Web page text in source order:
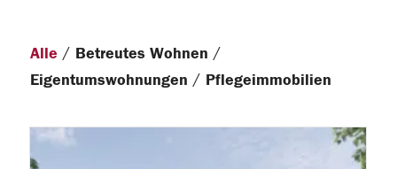
Alle / Betreutes Wohnen /
Eigentumswohnungen / Pflegeimmobilien